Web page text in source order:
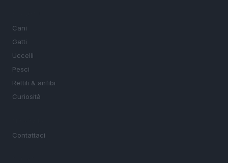
Cani
Gatti
Uccelli
Pesci
Rettili & anfibi
Curiosità
Contattaci